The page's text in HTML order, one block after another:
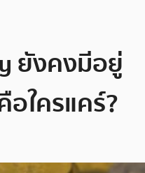
ยังคงมีอยู่
ใครแคร์?